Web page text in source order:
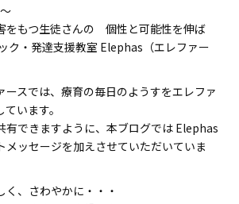
をもつ生徒さんの 個性と可能性を伸ば
ク・発達支援教室 Elephas（エレファー
ースでは、療育の毎日のようすをエレファ
います。
有できますように、本ブログでは Elephas
メッセージを加えさせていただいていま
く、さわやかに・・・